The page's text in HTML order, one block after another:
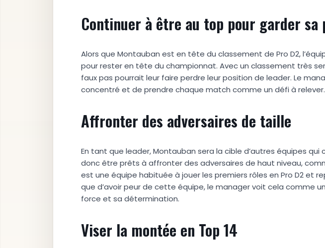
Continuer à être au top pour garder sa
Alors que Montauban est en tête du classement de Pro D2,
pour rester en tête du championnat. Avec un classement très
faux pas pourrait leur faire perdre leur position de leader. Le
concentré et de prendre chaque match comme un défi à relever.
Affronter des adversaires de taille
En tant que leader, Montauban sera la cible d’autres équipes
donc être prêts à affronter des adversaires de haut niveau,
est une équipe habituée à jouer les premiers rôles en Pro D2 et
que d’avoir peur de cette équipe, le manager voit cela comme
force et sa détermination.
Viser la montée en Top 14